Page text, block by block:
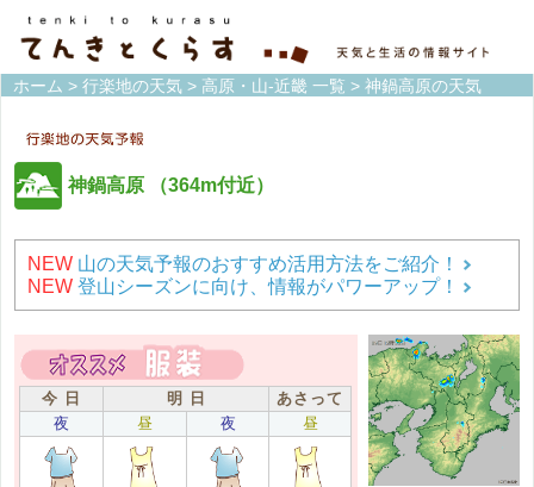
ホーム > 行楽地の天気 > 高原・山-近畿 一覧 > 神鍋高原の天気
神鍋高原 （364m付近）
NEW 山の天気予報のおすすめ活用方法をご紹介！
NEW 登山シーズンに向け、情報がパワーアップ！
今 日 明 日
あさって
夜
昼 夜 昼